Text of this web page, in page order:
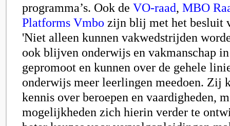
programma’s. Ook de VO-raad, MBO
Platforms Vmbo zijn blij met het besluit
'Niet alleen kunnen vakwedstrijden
ook blijven onderwijs en vakmanschap
gepromoot en kunnen over de gehele
onderwijs meer leerlingen meedoen. Zij
kennis over beroepen en vaardigheden,
mogelijkheden zich hierin verder te